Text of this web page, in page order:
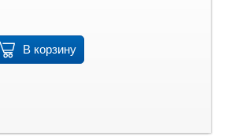
В корзину